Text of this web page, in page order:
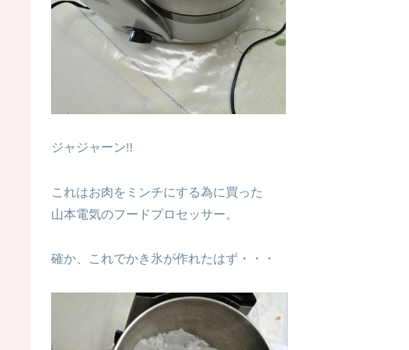
ジャジャーン!!
これはお肉をミンチにする為に買った
山本電気のフードプロセッサー。
確か、これでかき氷が作れたはず・・・